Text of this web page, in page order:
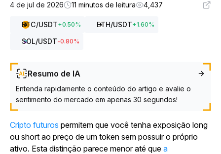
4 de jul de 2026
11 minutos de leitura 4,437
BTC/USDT+0.50% ETH/USDT+1.60%
SOL/USDT-0.80%
Resumo de IA
Entenda rapidamente o conteúdo do artigo e avalie o
sentimento do mercado em apenas 30 segundos!
Cripto futuros permitem que você tenha exposição long
ou short ao preço de um token sem possuir o próprio
ativo. Esta distinção parece menor até que a